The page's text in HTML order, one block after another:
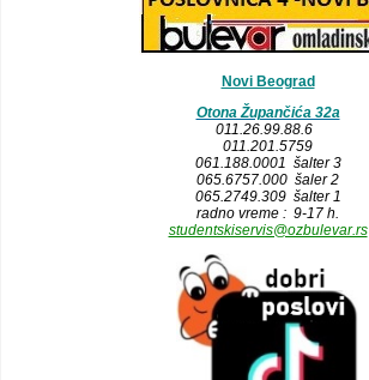
Novi Beograd
Otona Župančića 32a
011.26.99.88.6
011.201.5759
061.188.0001 šalter 3
065.6757.000 šaler 2
065.2749.309 šalter 1
radno vreme : 9-17 h.
studentskiservis@ozbulevar.rs